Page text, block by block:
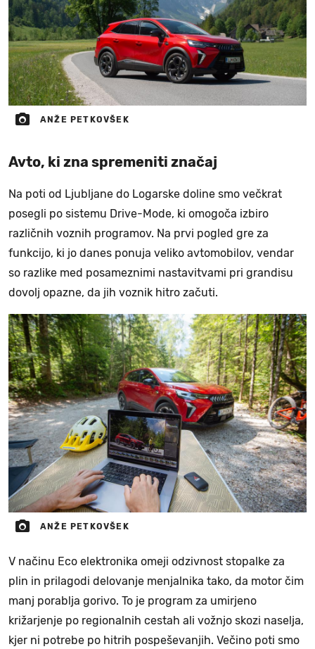
ANŽE PETKOVŠEK
Avto, ki zna spremeniti značaj
Na poti od Ljubljane do Logarske doline smo večkrat
posegli po sistemu Drive-Mode, ki omogoča izbiro
različnih voznih programov. Na prvi pogled gre za
funkcijo, ki jo danes ponuja veliko avtomobilov, vendar
so razlike med posameznimi nastavitvami pri grandisu
dovolj opazne, da jih voznik hitro začuti.
ANŽE PETKOVŠEK
V načinu Eco elektronika omeji odzivnost stopalke za
plin in prilagodi delovanje menjalnika tako, da motor čim
manj porablja gorivo. To je program za umirjeno
križarjenje po regionalnih cestah ali vožnjo skozi naselja,
kjer ni potrebe po hitrih pospeševanjih. Večino poti smo